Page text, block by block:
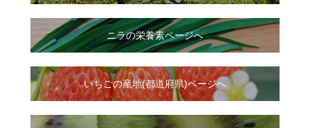
ニラの栄養素ページへ
いちごの産地(都道府県)ページへ